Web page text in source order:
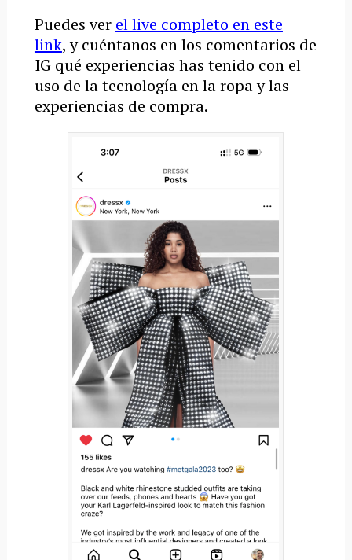
Puedes ver el live completo en este
link, y cuéntanos en los comentarios de
IG qué experiencias has tenido con el
uso de la tecnología en la ropa y las
experiencias de compra.